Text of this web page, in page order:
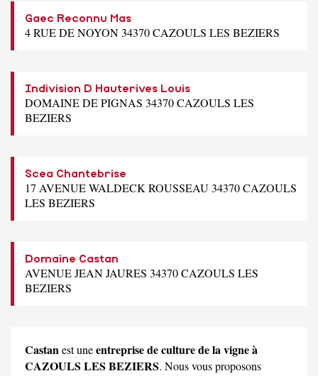
Gaec Reconnu Mas
4 RUE DE NOYON 34370 CAZOULS LES BEZIERS
Indivision D Hauterives Louis
DOMAINE DE PIGNAS 34370 CAZOULS LES
BEZIERS
Scea Chantebrise
17 AVENUE WALDECK ROUSSEAU 34370 CAZOULS
LES BEZIERS
Domaine Castan
AVENUE JEAN JAURES 34370 CAZOULS LES
BEZIERS
Castanest uneentreprise de culture de la vigne à
CAZOULS LES BEZIERS. Nous vous proposons